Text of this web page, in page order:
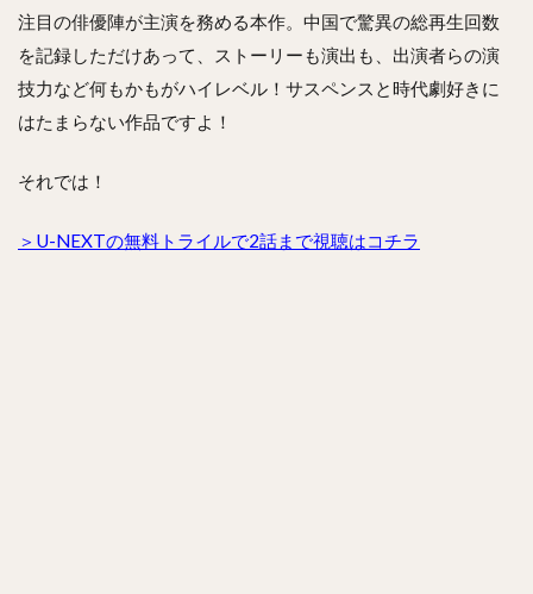
注目の俳優陣が主演を務める本作。中国で驚異の総再生回数
を記録しただけあって、ストーリーも演出も、出演者らの演
技力など何もかもがハイレベル！サスペンスと時代劇好きに
はたまらない作品ですよ！
それでは！
＞U-NEXTの無料トライルで2話まで視聴はコチラ